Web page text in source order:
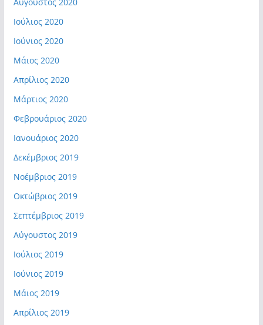
Ιούλιος 2020
Ιούνιος 2020
Μάιος 2020
Απρίλιος 2020
Μάρτιος 2020
Φεβρουάριος 2020
Ιανουάριος 2020
Δεκέμβριος 2019
Νοέμβριος 2019
Οκτώβριος 2019
Σεπτέμβριος 2019
Αύγουστος 2019
Ιούλιος 2019
Ιούνιος 2019
Μάιος 2019
Απρίλιος 2019